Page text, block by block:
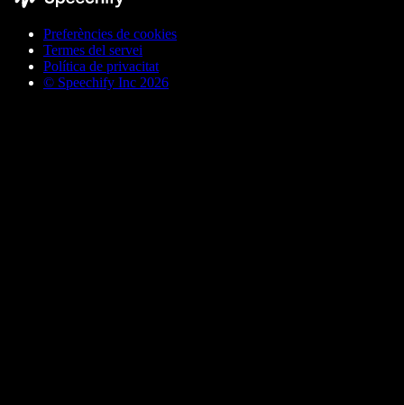
Preferències de cookies
Termes del servei
Política de privacitat
© Speechify Inc 2026